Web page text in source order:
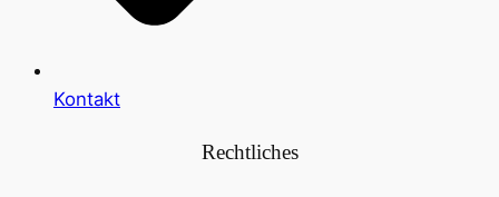
Kontakt
Rechtliches